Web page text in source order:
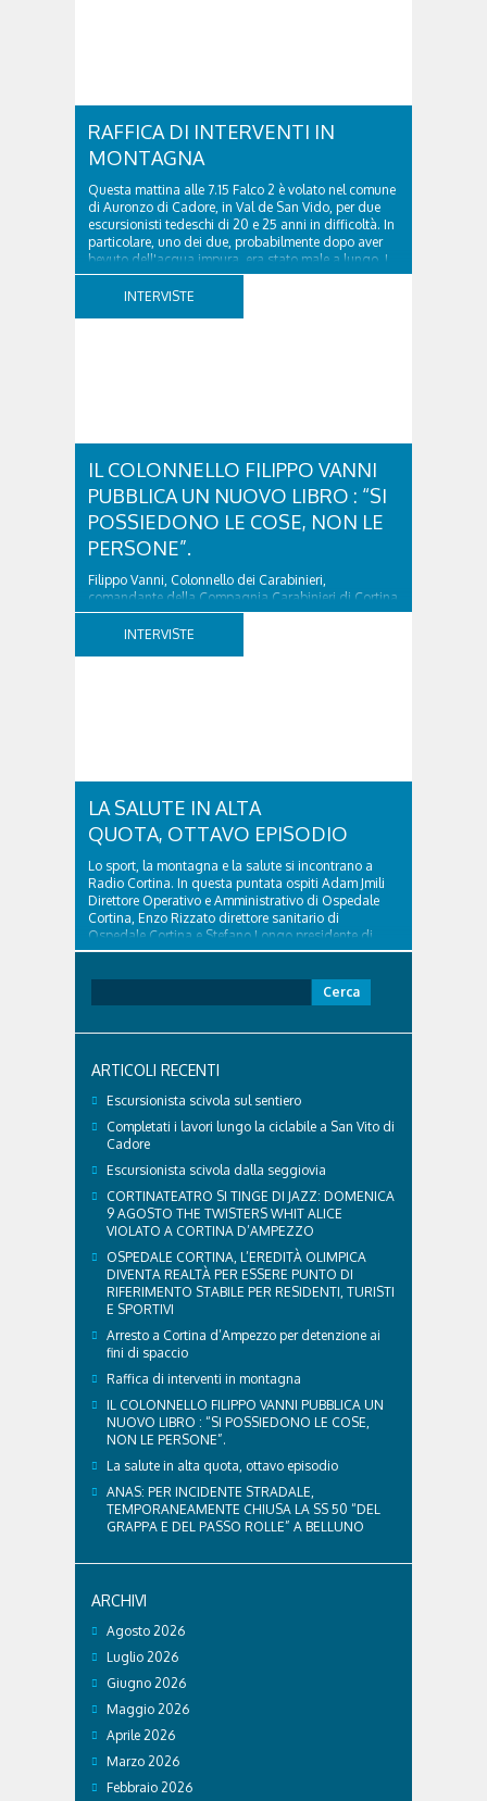
RAFFICA DI INTERVENTI IN
MONTAGNA
Questa mattina alle 7.15 Falco 2 è volato nel comune
di Auronzo di Cadore, in Val de San Vido, per due
escursionisti tedeschi di 20 e 25 anni in difficoltà. In
particolare, uno dei due, probabilmente dopo aver
bevuto dell'acqua impura, era stato male a lungo. I
due ragazzi, che avevano passato...
INTERVISTE
IL COLONNELLO FILIPPO VANNI
PUBBLICA UN NUOVO LIBRO : “SI
POSSIEDONO LE COSE, NON LE
PERSONE”.
Filippo Vanni, Colonnello dei Carabinieri,
comandante della Compagnia Carabinieri di Cortina
d’Ampezzo sino al 2010, esperto di legislazione
nazionale ed europea, è l’ideatore del progetto di
INTERVISTE
LA SALUTE IN ALTA
QUOTA, OTTAVO EPISODIO
Lo sport, la montagna e la salute si incontrano a
Radio Cortina. In questa puntata ospiti Adam Jmili
Direttore Operativo e Amministrativo di Ospedale
Cortina, Enzo Rizzato direttore sanitario di
Ospedale Cortina e Stefano Longo presidente di
Fondazione Cortina. GVM Care & Research –...
per:
ARTICOLI RECENTI
Escursionista scivola sul sentiero
Completati i lavori lungo la ciclabile a San Vito di
Cadore
Escursionista scivola dalla seggiovia
CORTINATEATRO SI TINGE DI JAZZ: DOMENICA
9 AGOSTO THE TWISTERS WHIT ALICE
VIOLATO A CORTINA D’AMPEZZO
OSPEDALE CORTINA, L’EREDITÀ OLIMPICA
DIVENTA REALTÀ PER ESSERE PUNTO DI
RIFERIMENTO STABILE PER RESIDENTI, TURISTI
E SPORTIVI
Arresto a Cortina d’Ampezzo per detenzione ai
fini di spaccio
Raffica di interventi in montagna
IL COLONNELLO FILIPPO VANNI PUBBLICA UN
NUOVO LIBRO : “SI POSSIEDONO LE COSE,
NON LE PERSONE”.
La salute in alta quota, ottavo episodio
ANAS: PER INCIDENTE STRADALE,
TEMPORANEAMENTE CHIUSA LA SS 50 “DEL
GRAPPA E DEL PASSO ROLLE” A BELLUNO
ARCHIVI
Agosto 2026
Luglio 2026
Giugno 2026
Maggio 2026
Aprile 2026
Marzo 2026
Febbraio 2026